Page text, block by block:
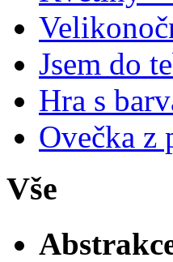
Jsem do
Hra s
Ovečka z
Vše